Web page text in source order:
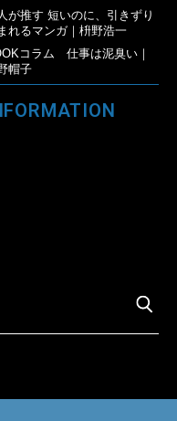
が推す 短いのに、引きずり
れるマンガ｜枡野浩一
コラム 仕事は泥臭い｜
帽子